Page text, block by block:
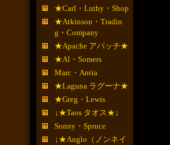
★Carl・Luthy・Shop
★Atkinson・Tradin
g・Company
★Apache アパッチ★
★Al・Somers
Marc・Antia
★Laguna ラグーナ★
★Greg・Lewis
↓★Taos タオス★↓
Sonny・Spruce
↓★Anglo（ノンネイ